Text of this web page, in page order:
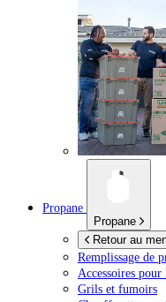
Propane
Propane
Retour au
Remplissage de
Accessoires
Grils et fumoirs